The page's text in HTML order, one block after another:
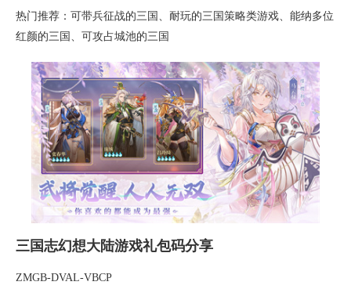
热门推荐：可带兵征战的三国、耐玩的三国策略类游戏、能纳多位
红颜的三国、可攻占城池的三国
三国志幻想大陆游戏礼包码分享
ZMGB-DVAL-VBCP